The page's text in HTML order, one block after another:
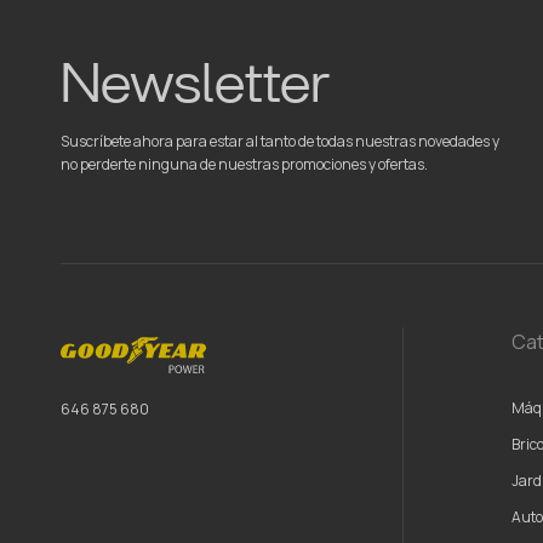
Newsletter
Suscríbete ahora para estar al tanto de todas nuestras novedades y
no perderte ninguna de nuestras promociones y ofertas.
646 875 680